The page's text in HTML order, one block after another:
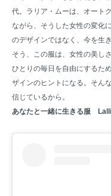
代。ラリア・ムーは、オート
ながら、そうした女性の変化
のデザインではなく、今を生
そう、この服は、女性の美し
ひとりの毎日を自由にするた
ザインのヒントになる。そん
信じているから。
あなたと一緒に生きる服